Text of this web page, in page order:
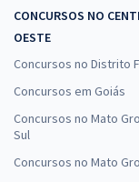
CONCURSOS NO
OESTE
Concursos no Distrito
Concursos em Goiás
Concursos no Mato
Sul
Concursos no Mato